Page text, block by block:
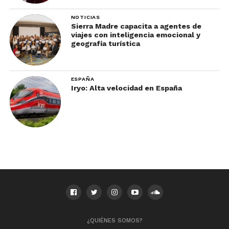
NOTICIAS
Sierra Madre capacita a agentes de
viajes con inteligencia emocional y
geografía turística
ESPAÑA
Iryo: Alta velocidad en España
¿QUIÉNES SOMOS?